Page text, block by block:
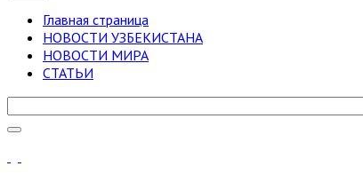
Главная страница
НОВОСТИ УЗБЕКИСТАНА
НОВОСТИ МИРА
СТАТЬИ